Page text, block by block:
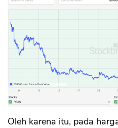
Oleh karena itu, pada